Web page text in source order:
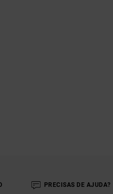
PRECISAS DE AJUDA?